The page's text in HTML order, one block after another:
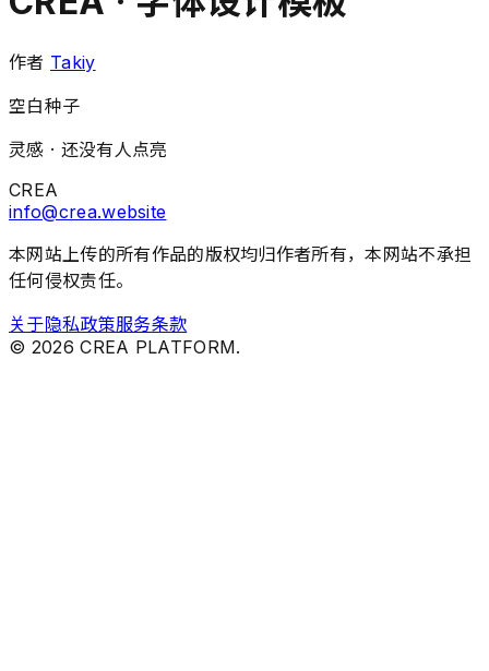
作者 Takiy
空白种子
灵感 · 还没有人点亮
CREA
info@crea.website
本网站上传的所有作品的版权均归作者所有，本网站不承担
任何侵权责任。
关于隐私政策服务条款
© 2026 CREA PLATFORM.